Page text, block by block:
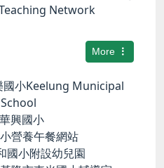
Network
More
國小Keelung Municipal
興國小
營養午餐網站
國小附設幼兒園